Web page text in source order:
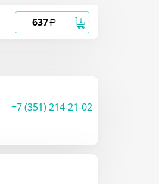
637a
+7 (351) 214-21-02